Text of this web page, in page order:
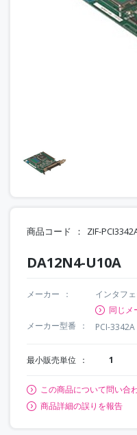
商品コード ZIF-
DA12N4-U10A
メーカー
インタフ
同じメ
メーカー型番
PCI-3342A
最小販売単位 1
この商品について問い合
商品詳細の誤りを報告